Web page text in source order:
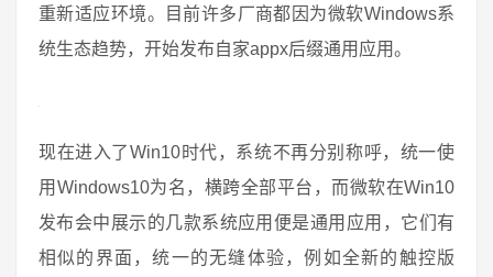
重新适应环境。目前许多厂商都因为微软Windows系
统生态趋势，开始发布自家appx后缀通用应用。
现在进入了Win10时代，系统不再分别称呼，统一使
用Windows10为名，横跨全部平台，而微软在Win10
发布会中展示的几款系统应用便是通用应用，它们有
相似的界面，统一的无缝体验，例如全新的触控版